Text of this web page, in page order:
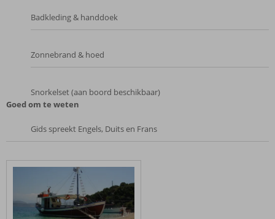
Badkleding & handdoek
Zonnebrand & hoed
Snorkelset (aan boord beschikbaar)
Goed om te weten
Gids spreekt Engels, Duits en Frans